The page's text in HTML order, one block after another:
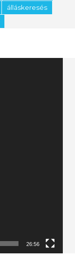
álláskeresés
26:56